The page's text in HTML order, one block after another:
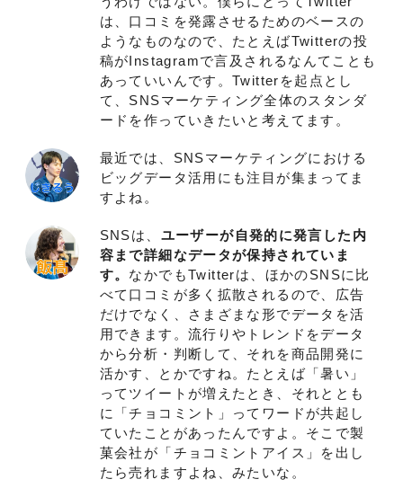
は、口コミを発露させるためのベースの
ようなものなので、たとえばTwitterの投
稿がInstagramで言及されるなんてことも
あっていいんです。Twitterを起点とし
て、SNSマーケティング全体のスタンダ
ードを作っていきたいと考えてます。
最近では、SNSマーケティングにおける
ビッグデータ活用にも注目が集まってま
すよね。
SNSは、 ユーザーが自発的に発言した内
容まで詳細なデータが保持されていま
す。 なかでもTwitterは、ほかのSNSに比
べて口コミが多く拡散されるので、広告
だけでなく、さまざまな形でデータを活
用できます。流行りやトレンドをデータ
から分析・判断して、それを商品開発に
活かす、とかですね。たとえば「暑い」
ってツイートが増えたとき、それととも
に「チョコミント」ってワードが共起し
ていたことがあったんですよ。そこで製
菓会社が「チョコミントアイス」を出し
たら売れますよね、みたいな。